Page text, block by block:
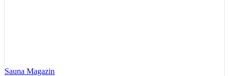
Sauna Magazin